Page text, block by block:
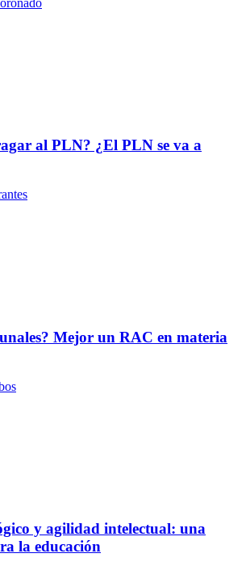
al PLN? ¿El PLN se va a
Mejor un RAC en materia
y agilidad intelectual: una
la educación